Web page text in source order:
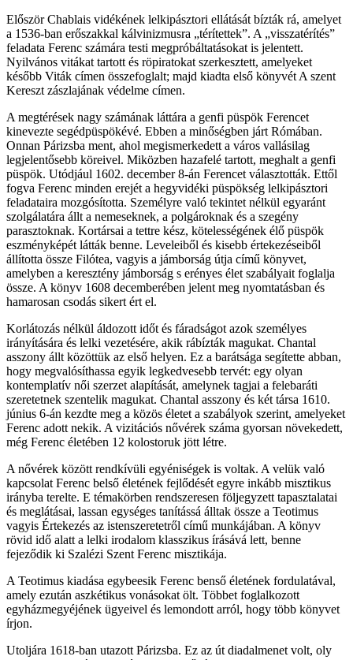
Először Chablais vidékének lelkipásztori ellátását bízták rá, amelyet
a 1536-ban erőszakkal kálvinizmusra „térítettek”. A „visszatérítés”
feladata Ferenc számára testi megpróbáltatásokat is jelentett.
Nyilvános vitákat tartott és röpiratokat szerkesztett, amelyeket
később Viták címen összefoglalt; majd kiadta első könyvét A szent
Kereszt zászlajának védelme címen.
A megtérések nagy számának láttára a genfi püspök Ferencet
kinevezte segédpüspökévé. Ebben a minőségben járt Rómában.
Onnan Párizsba ment, ahol megismerkedett a város vallásilag
legjelentősebb köreivel. Miközben hazafelé tartott, meghalt a genfi
püspök. Utódjául 1602. december 8-án Ferencet választották. Ettől
fogva Ferenc minden erejét a hegyvidéki püspökség lelkipásztori
feladataira mozgósította. Személyre való tekintet nélkül egyaránt
szolgálatára állt a nemeseknek, a polgároknak és a szegény
parasztoknak. Kortársai a tettre kész, kötelességének élő püspök
eszményképét látták benne. Leveleiből és kisebb értekezéseiből
állította össze Filótea, vagyis a jámborság útja című könyvet,
amelyben a keresztény jámborság s erényes élet szabályait foglalja
össze. A könyv 1608 decemberében jelent meg nyomtatásban és
hamarosan csodás sikert ért el.
Korlátozás nélkül áldozott időt és fáradságot azok személyes
irányítására és lelki vezetésére, akik rábízták magukat. Chantal
asszony állt közöttük az első helyen. Ez a barátsága segítette abban,
hogy megvalósíthassa egyik legkedvesebb tervét: egy olyan
kontemplatív női szerzet alapítását, amelynek tagjai a felebaráti
szeretetnek szentelik magukat. Chantal asszony és két társa 1610.
június 6-án kezdte meg a közös életet a szabályok szerint, amelyeket
Ferenc adott nekik. A vizitációs nővérek száma gyorsan növekedett,
még Ferenc életében 12 kolostoruk jött létre.
A nővérek között rendkívüli egyéniségek is voltak. A velük való
kapcsolat Ferenc belső életének fejlődését egyre inkább misztikus
irányba terelte. E témakörben rendszeresen följegyzett tapasztalatai
és meglátásai, lassan egységes tanítássá álltak össze a Teotimus
vagyis Értekezés az istenszeretetről című munkájában. A könyv
rövid idő alatt a lelki irodalom klasszikus írásává lett, benne
fejeződik ki Szalézi Szent Ferenc misztikája.
A Teotimus kiadása egybeesik Ferenc benső életének fordulatával,
amely ezután aszkétikus vonásokat ölt. Többet foglalkozott
egyházmegyéjének ügyeivel és lemondott arról, hogy több könyvet
írjon.
Utoljára 1618-ban utazott Párizsba. Ez az út diadalmenet volt, oly